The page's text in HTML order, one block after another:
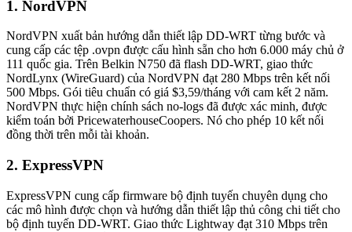
1. NordVPN
NordVPN xuất bản hướng dẫn thiết lập DD-WRT từng bước và
cung cấp các tệp .ovpn được cấu hình sẵn cho hơn 6.000 máy chủ ở
111 quốc gia. Trên Belkin N750 đã flash DD-WRT, giao thức
NordLynx (WireGuard) của NordVPN đạt 280 Mbps trên kết nối
500 Mbps. Gói tiêu chuẩn có giá $3,59/tháng với cam kết 2 năm.
NordVPN thực hiện chính sách no-logs đã được xác minh, được
kiểm toán bởi PricewaterhouseCoopers. Nó cho phép 10 kết nối
đồng thời trên mỗi tài khoản.
2. ExpressVPN
ExpressVPN cung cấp firmware bộ định tuyến chuyên dụng cho
các mô hình được chọn và hướng dẫn thiết lập thủ công chi tiết cho
bộ định tuyến DD-WRT. Giao thức Lightway đạt 310 Mbps trên